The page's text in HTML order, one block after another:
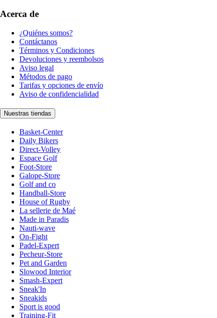
Acerca de
¿Quiénes somos?
Contáctanos
Términos y Condiciones
Devoluciones y reembolsos
Aviso legal
Métodos de pago
Tarifas y opciones de envío
Aviso de confidencialidad
Nuestras tiendas
Basket-Center
Daily Bikers
Direct-Volley
Espace Golf
Foot-Store
Galope-Store
Golf and co
Handball-Store
House of Rugby
La sellerie de Maé
Made in Paradis
Nauti-wave
On-Fight
Padel-Expert
Pecheur-Store
Pet and Garden
Slowood Interior
Smash-Expert
Sneak'In
Sneakids
Sport is good
Training-Fit